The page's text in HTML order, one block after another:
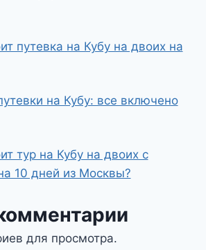
путевка на Кубу на двоих на
на Кубу: все включено
тур на Кубу на двоих с
10 дней из Москвы?
для просмотра.